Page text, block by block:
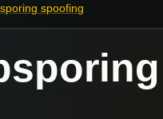
spoofing